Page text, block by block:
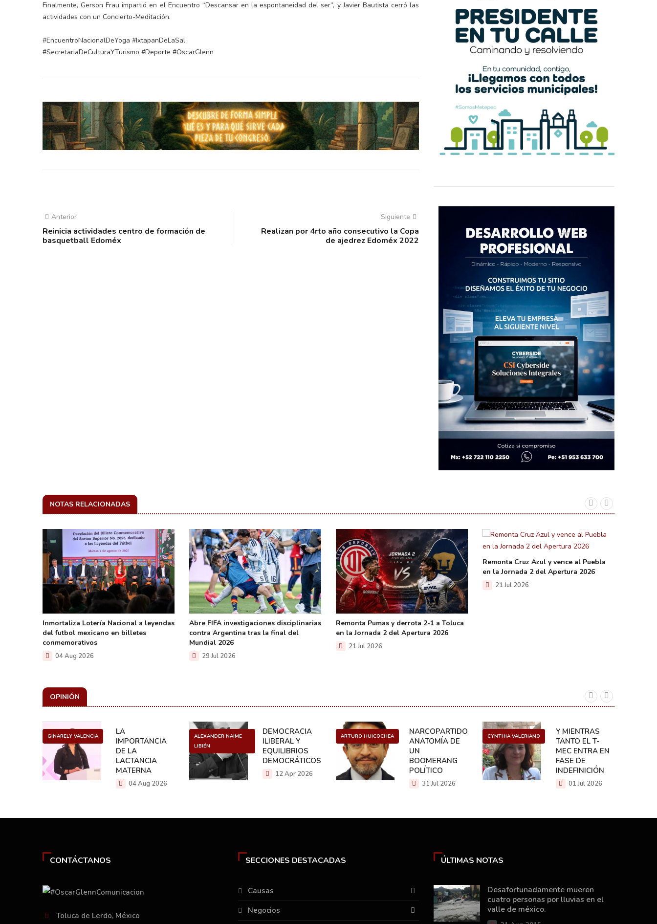
Finalmente, Gerson Frau impartió en el Encuentro “Descansar en la espontaneidad del ser”, y Javier Bautista cerró las
actividades con un Concierto-Meditación.
#EncuentroNacionalDeYoga #IxtapanDeLaSal
#SecretariaDeCulturaYTurismo #Deporte #OscarGlenn
Anterior
Reinicia actividades centro de formación de
basquetball Edoméx
Siguiente
Realizan por 4rto año consecutivo la Copa
de ajedrez Edoméx 2022
NOTAS RELACIONADAS
Inmortaliza Lotería Nacional a leyendas
del futbol mexicano en billetes
conmemorativos
04 Aug 2026
Abre FIFA investigaciones disciplinarias
contra Argentina tras la final del
Mundial 2026
29 Jul 2026
Remonta Pumas y derrota 2-1 a Toluca
en la Jornada 2 del Apertura 2026
21 Jul 2026
Remonta Cruz Azul y vence al Puebla
en la Jornada 2 del Apertura 2026
21 Jul 2026
OPINIÓN
GINARELY VALENCIA
LA
IMPORTANCIA
DE LA
LACTANCIA
MATERNA
04 Aug 2026
ALEXANDER NAIME
LIBIÉN
DEMOCRACIA
ILIBERAL Y
EQUILIBRIOS
DEMOCRÁTICOS
12 Apr 2026
ARTURO HUICOCHEA
NARCOPARTIDO:
ANATOMÍA DE
UN
BOOMERANG
POLÍTICO
31 Jul 2026
CYNTHIA VALERIANO
Y MIENTRAS
TANTO EL T-
MEC ENTRA EN
FASE DE
INDEFINICIÓN
01 Jul 2026
CONTÁCTANOS
Toluca de Lerdo, México
SECCIONES DESTACADAS
Causas
Negocios
ÚLTIMAS NOTAS
Desafortunadamente mueren
cuatro personas por lluvias en el
valle de méxico.